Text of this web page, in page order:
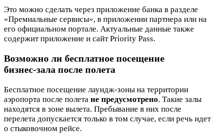
Это можно сделать через приложение банка в разделе
«Премиальные сервисы», в приложении партнера или на
его официальном портале. Актуальные данные также
содержит приложение и сайт Priority Pass.
Возможно ли бесплатное посещение
бизнес‑зала после полета
Бесплатное посещение лаундж-зоны на территории
аэропорта после полета не предусмотрено. Такие залы
находятся в зоне вылета. Пребывание в них после
перелета допускается только в том случае, если речь идет
о стыковочном рейсе.